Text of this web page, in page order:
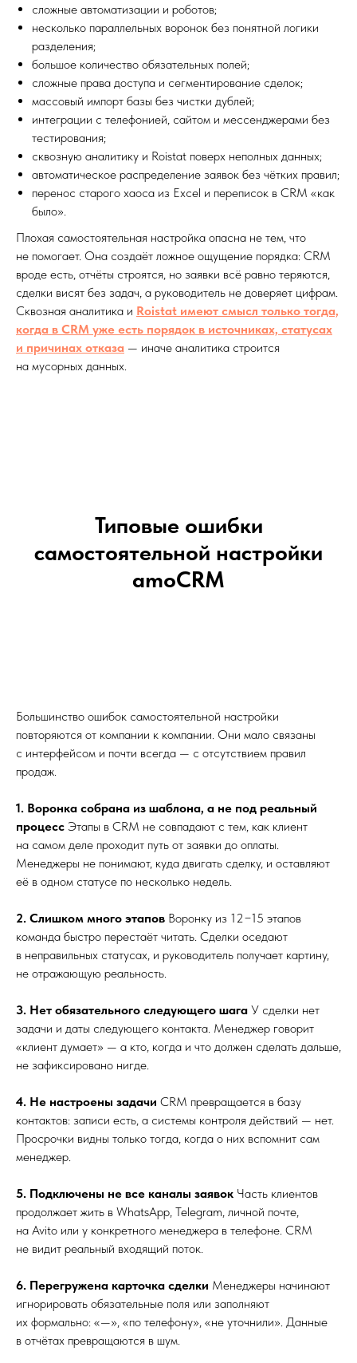
сложные автоматизации и роботов;
несколько параллельных воронок без понятной логики
разделения;
большое количество обязательных полей;
сложные права доступа и сегментирование сделок;
массовый импорт базы без чистки дублей;
интеграции с телефонией, сайтом и мессенджерами без
тестирования;
сквозную аналитику и Roistat поверх неполных данных;
автоматическое распределение заявок без чётких правил;
перенос старого хаоса из Excel и переписок в CRM «как
было».
Плохая самостоятельная настройка опасна не тем, что
не помогает. Она создаёт ложное ощущение порядка: CRM
вроде есть, отчёты строятся, но заявки всё равно теряются,
сделки висят без задач, а руководитель не доверяет цифрам.
Сквозная аналитика и Roistat имеют смысл только тогда,
когда в CRM уже есть порядок в источниках, статусах
и причинах отказа — иначе аналитика строится
на мусорных данных.
Типовые ошибки
самостоятельной настройки
amoCRM
Большинство ошибок самостоятельной настройки
повторяются от компании к компании. Они мало связаны
с интерфейсом и почти всегда — с отсутствием правил
продаж.
1. Воронка собрана из шаблона, а не под реальный
процесс Этапы в CRM не совпадают с тем, как клиент
на самом деле проходит путь от заявки до оплаты.
Менеджеры не понимают, куда двигать сделку, и оставляют
её в одном статусе по несколько недель.
2. Слишком много этапов Воронку из 12−15 этапов
команда быстро перестаёт читать. Сделки оседают
в неправильных статусах, и руководитель получает картину,
не отражающую реальность.
3. Нет обязательного следующего шага У сделки нет
задачи и даты следующего контакта. Менеджер говорит
«клиент думает» — а кто, когда и что должен сделать дальше,
не зафиксировано нигде.
4. Не настроены задачи CRM превращается в базу
контактов: записи есть, а системы контроля действий — нет.
Просрочки видны только тогда, когда о них вспомнит сам
менеджер.
5. Подключены не все каналы заявок Часть клиентов
продолжает жить в WhatsApp, Telegram, личной почте,
на Avito или у конкретного менеджера в телефоне. CRM
не видит реальный входящий поток.
6. Перегружена карточка сделки Менеджеры начинают
игнорировать обязательные поля или заполняют
их формально: «—», «по телефону», «не уточнили». Данные
в отчётах превращаются в шум.